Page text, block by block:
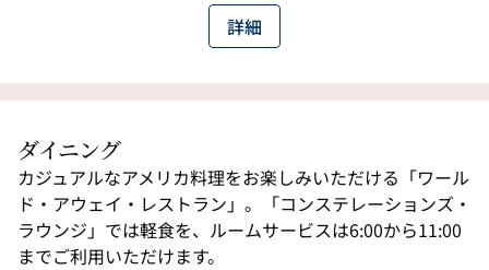
詳細
ダイニング
カジュアルなアメリカ料理をお楽しみいただける「ワール
ド・アウェイ・レストラン」。「コンステレーションズ・
ラウンジ」では軽食を、ルームサービスは6:00から11:00
までご利用いただけます。